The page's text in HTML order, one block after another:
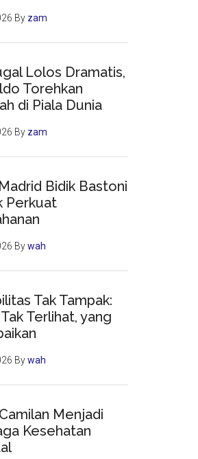
By zam
Lolos Dramatis,
Torehkan
di Piala Dunia
By zam
Bidik Bastoni
Perkuat
Bywah
Tak Tampak:
Terlihat, yang
Bywah
Menjadi
Kesehatan